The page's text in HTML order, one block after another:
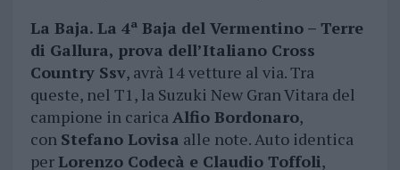
La Baja. La 4ª Baja del Vermentino – Terre
di Gallura, prova dell’Italiano Cross
Country Ssv, avrà 14 vetture al via. Tra
queste, nel T1, la Suzuki New Gran Vitara del
campione in caricaAlfio Bordonaro,
con Stefano Lovisa alle note. Auto identica
perLorenzo Codecà e Claudio Toffoli,